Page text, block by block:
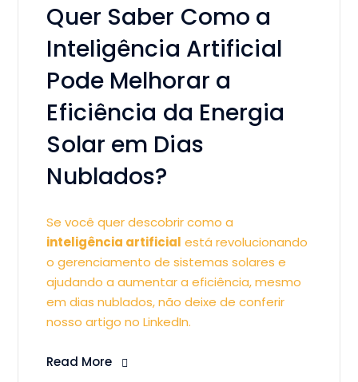
Quer Saber Como a
Inteligência Artificial
Pode Melhorar a
Eficiência da Energia
Solar em Dias
Nublados?
Se você quer descobrir como a
inteligência artificial está revolucionando
o gerenciamento de sistemas solares e
ajudando a aumentar a eficiência, mesmo
em dias nublados, não deixe de conferir
nosso artigo no LinkedIn.
Read More